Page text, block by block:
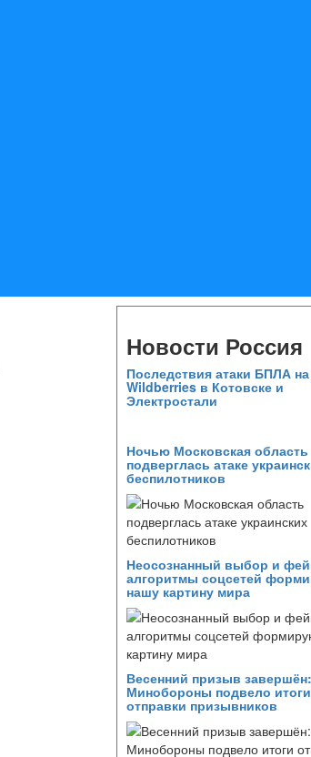
Новости Россия
Последствия атаки БПЛА
Wildberries в Котовске и
Электростали
Ночью Московская область
подверглась атаке
беспилотников
Неосознанный выбор и
алгоритмы соцсетей
нашу картину мира
Весенний призыв завершён:
Минобороны подвело итоги
отправки призывников